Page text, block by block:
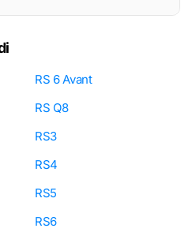
RS 6 Avant
RS Q8
RS3
RS4
RS5
RS6